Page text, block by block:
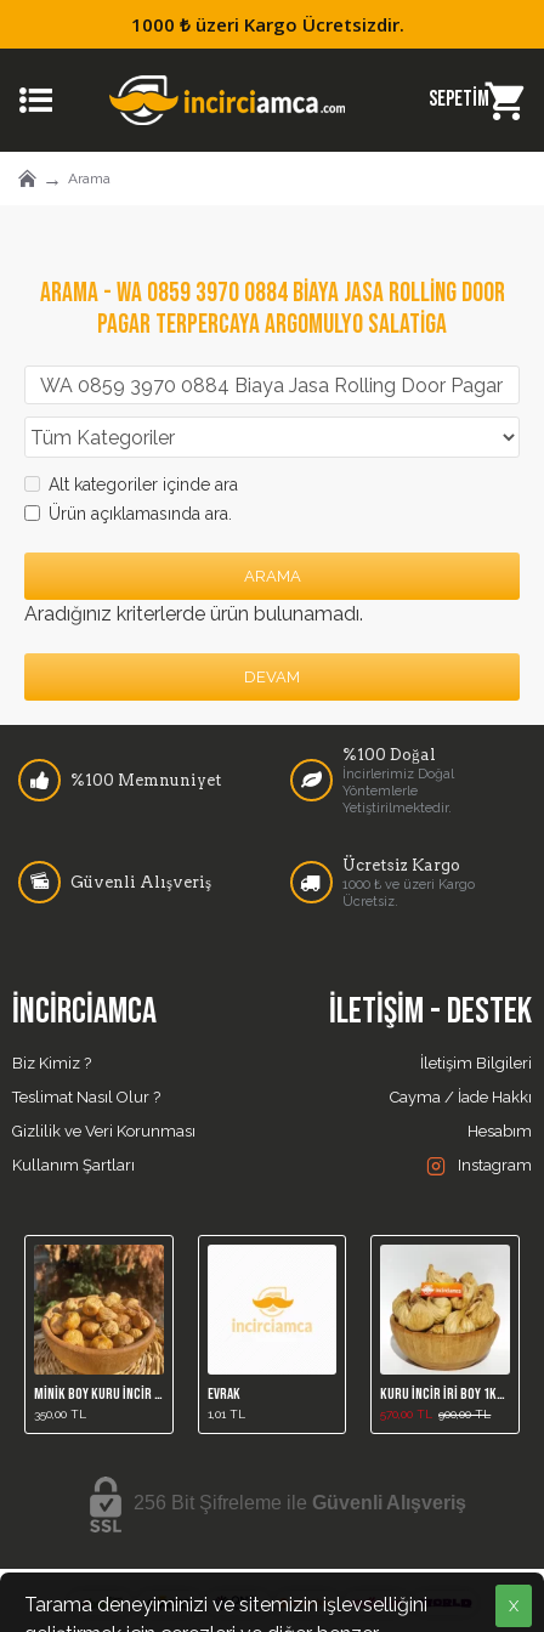
1000 ₺ üzeri Kargo Ücretsizdir.
Arama
ARAMA - WA 0859 3970 0884 BIAYA JASA ROLLING DOOR
PAGAR TERPERCAYA ARGOMULYO SALATIGA
Alt kategoriler içinde ara
Ürün açıklamasında ara.
ARAMA
Aradığınız kriterlerde ürün bulunamadı.
DEVAM
%100 Memnuniyet
%100 Doğal
İncirlerimiz Doğal
Yöntemlerle
Yetiştirilmektedir.
Güvenli Alışveriş
Ücretsiz Kargo
1000 ₺ ve üzeri Kargo
Ücretsiz.
İNCIRCIAMCA
Biz Kimiz ?
Teslimat Nasıl Olur ?
Gizlilik ve Veri Korunması
Kullanım Şartları
İLETIŞIM - DESTEK
İletişim Bilgileri
Cayma / İade Hakkı
Hesabım
Instagram
Minik Boy Kuru İncir 1 Kg ( Yeni Mahsül )
350,00 TL
EVRAK
1,01 TL
Kuru İncir İri Boy 1kg (Yeni Mahsül)
570,00 TL 900,00 TL
256 Bit Şifreleme ile Güvenli Alışveriş
X
Tarama deneyiminizi ve sitemizin işlevselliğini